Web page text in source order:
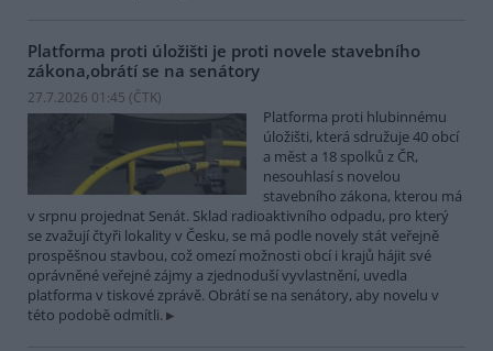
Platforma proti úložišti je proti novele stavebního
zákona,obrátí se na senátory
27.7.2026 01:45 (ČTK)
Platforma proti hlubinnému
úložišti, která sdružuje 40 obcí
a měst a 18 spolků z ČR,
nesouhlasí s novelou
stavebního zákona, kterou má
v srpnu projednat Senát. Sklad radioaktivního odpadu, pro který
se zvažují čtyři lokality v Česku, se má podle novely stát veřejně
prospěšnou stavbou, což omezí možnosti obcí i krajů hájit své
oprávněné veřejné zájmy a zjednoduší vyvlastnění, uvedla
platforma v tiskové zprávě. Obrátí se na senátory, aby novelu v
této podobě odmítli.